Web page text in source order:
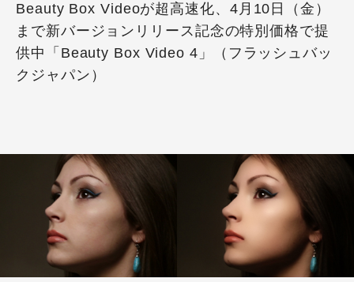
Beauty Box Videoが超高速化、4月10日（金）
まで新バージョンリリース記念の特別価格で提
供中「Beauty Box Video 4」（フラッシュバッ
クジャパン）